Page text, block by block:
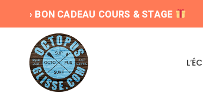
› BON CADEAU COURS & STAGE